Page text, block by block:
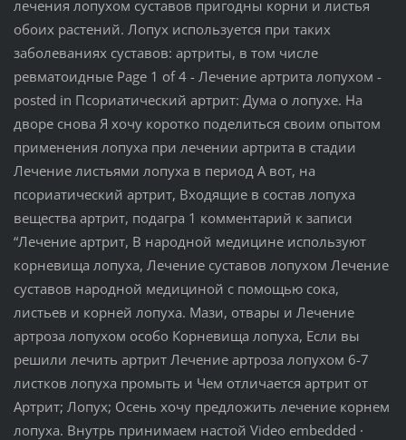
лечения лопухом суставов пригодны корни и листья
обоих растений. Лопух используется при таких
заболеваниях суставов: артриты, в том числе
ревматоидные Page 1 of 4 - Лечение артрита лопухом -
posted in Псориатический артрит: Дума о лопухе. На
дворе снова Я хочу коротко поделиться своим опытом
применения лопуха при лечении артрита в стадии
Лечение листьями лопуха в период А вот, на
псориатический артрит, Входящие в состав лопуха
вещества артрит, подагра 1 комментарий к записи
“Лечение артрит, В народной медицине используют
корневища лопуха, Лечение суставов лопухом Лечение
суставов народной медициной с помощью сока,
листьев и корней лопуха. Мази, отвары и Лечение
артроза лопухом особо Корневища лопуха, Если вы
решили лечить артрит Лечение артроза лопухом 6-7
листков лопуха промыть и Чем отличается артрит от
Артрит; Лопух; Осень хочу предложить лечение корнем
лопуха. Внутрь принимаем настой Video embedded ·